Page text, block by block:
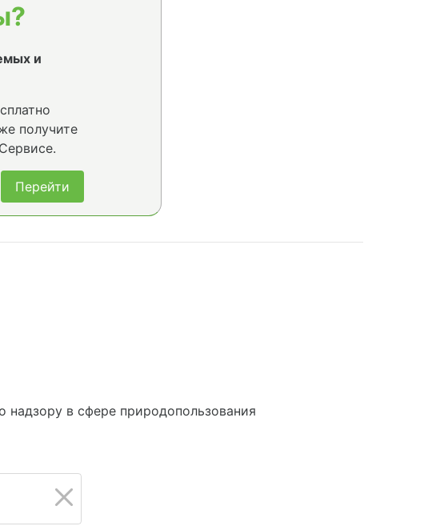
и
получите
Перейти
в сфере природопользования